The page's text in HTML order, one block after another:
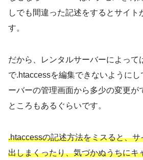
しでも間違った記述をするとサイト
す。
だから、レンタルサーバーによって
で.htaccessを編集できないように
ーバーの管理画面から多少の変更が
ところもあるぐらいです。
.htaccessの記述方法をミスると、
出しまくったり、気づかぬうちにキ